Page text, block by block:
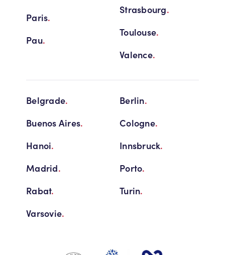
Paris.
Pau.
Strasbourg.
Toulouse.
Valence.
Belgrade. Berlin.
Buenos Aires. Cologne.
Hanoi. Innsbruck.
Madrid. Porto.
Rabat. Turin.
Varsovie.